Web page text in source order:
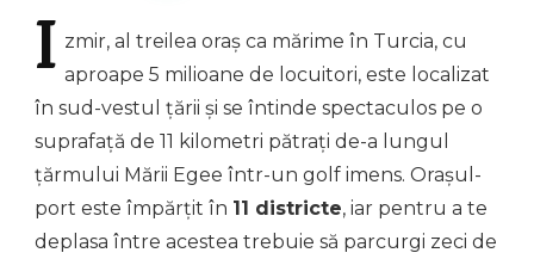
I zmir, al treilea oraș ca mărime în Turcia, cu
aproape 5 milioane de locuitori, este localizat
în sud-vestul țării și se întinde spectaculos pe o
suprafață de 11 kilometri pătrați de-a lungul
țărmului Mării Egee într-un golf imens. Orașul-
port este împărțit în 11 districte, iar pentru a te
deplasa între acestea trebuie să parcurgi zeci de